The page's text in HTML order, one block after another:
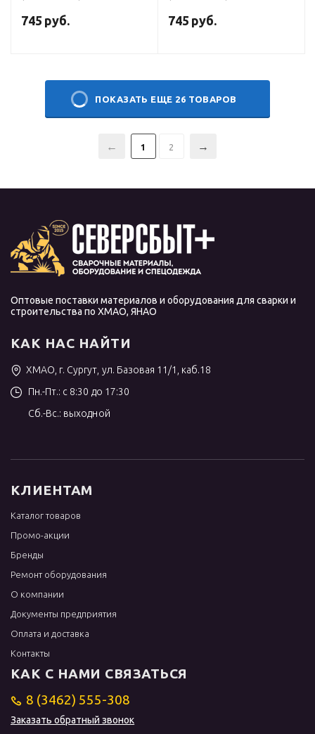
745 руб. 745 руб.
ПОКАЗАТЬ ЕЩЕ 26 ТОВАРОВ
1 2
Оптовые поставки материалов и оборудования для сварки и
строительства по ХМАО, ЯНАО
КАК НАС НАЙТИ
ХМАО, г. Сургут, ул. Базовая 11/1, каб.18
Пн.-Пт.: с 8:30 до 17:30
Сб.-Вс.: выходной
КЛИЕНТАМ
Каталог товаров
Промо-акции
Бренды
Ремонт оборудования
О компании
Документы предприятия
Оплата и доставка
Контакты
КАК С НАМИ СВЯЗАТЬСЯ
8 (3462) 555-308
Заказать обратный звонок